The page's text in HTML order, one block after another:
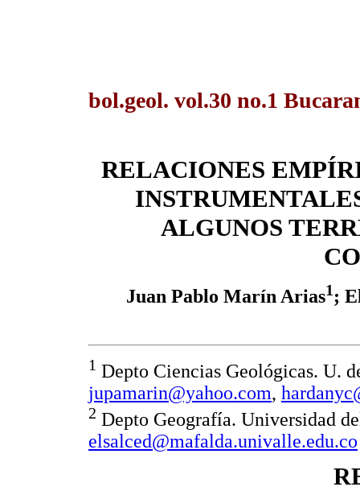
bol.geol. vol.30 no.1
RELACIONES
ALGUNOS
Juan Pablo Marín Arias1;
1 Depto Ciencias Geológicas. U.
jupamarin@yahoo.com,
2 Depto Geografía. Universidad
elsalced@mafalda.univalle.edu.co